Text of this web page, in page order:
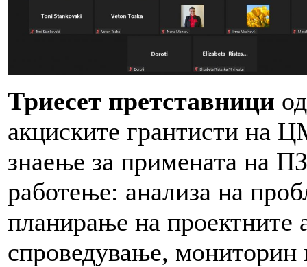
Триесет претставници
акциските грантисти на
знаење за примената на
работење: анализа на
планирање на проектните
спроведување, мониторин